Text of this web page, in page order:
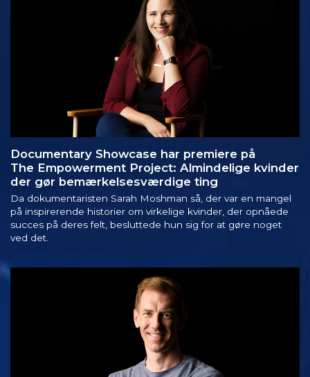
Documentary Showcase har premiere på
The Empowerment Project: Almindelige kvinder
der gør bemærkelsesværdige ting
Da dokumentaristen Sarah Moshman så, der var en mangel
på inspirerende historier om virkelige kvinder, der opnåede
succes på deres felt, besluttede hun sig for at gøre noget
ved det.